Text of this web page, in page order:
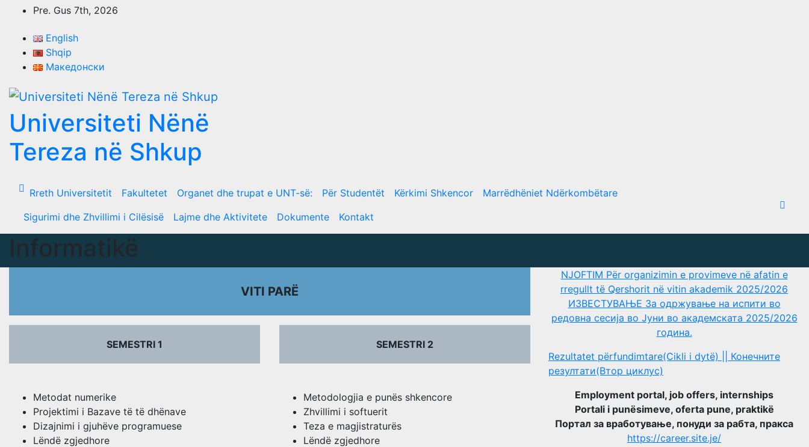
content
Pre. Gus 7th, 2026
English
Shqip
Македонски
Universiteti Nënë
Tereza në Shkup
Rreth Universitetit Fakultetet Organet dhe trupat e UNT-së: Për Studentët Kërkimi Shkencor
Marrëdhëniet Ndërkombëtare
Sigurimi dhe Zhvillimi i Cilësisë
Lajme dhe Aktivitete Dokumente Kontakt
Informatikë
VITI PARË
SEMESTRI 1 SEMESTRI 2
Metodat numerike
Projektimi i Bazave të të dhënave
Dizajnimi i gjuhëve programuese
Lëndë zgjedhore
Metodologjia e punës shkencore
Zhvillimi i softuerit
Teza e magjistraturës
Lëndë zgjedhore
NJOFTIM Për organizimin e provimeve në afatin e
rregullt të Qershorit në vitin akademik 2025/2026
ИЗВЕСТУВАЊЕ За одржување на испити во
редовна сесија во Јуни во академската 2025/2026
година.
Rezultatet përfundimtare(Cikli i dytë) || Конечните
резултати(Втор циклус)
Employment portal, job offers, internships
Portali i punësimeve, oferta pune, praktikë
Портал за вработување, понуди за рабта, пракса
https://career.site.je/